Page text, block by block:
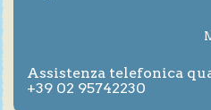
Assistenza telefonica
+39 02 95742230